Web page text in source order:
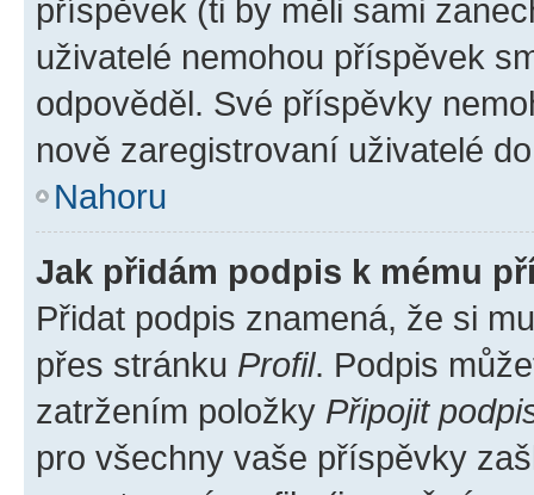
příspěvek (ti by měli sami
uživatelé nemohou příspěvek
odpověděl. Své příspěvky
nově zaregistrovaní uživatelé
Nahoru
Jak přidám podpis k mému
Přidat podpis znamená, že si
přes stránku Profil. Podpis
zatržením položky Připojit
pro všechny vaše příspěvky